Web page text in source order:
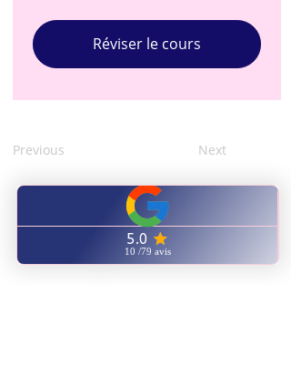
Réviser le cours
Previous Next